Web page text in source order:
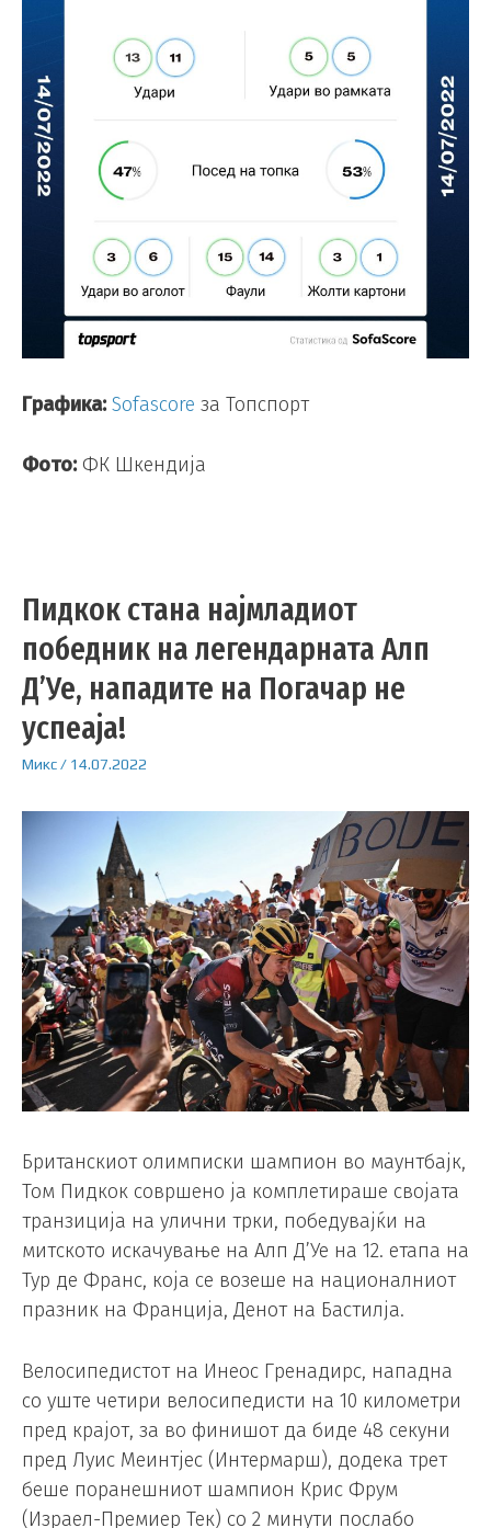
Графика: Sofascore за Топспорт
Фото: ФК Шкендија
Пидкок стана најмладиот
победник на легендарната Алп
Д’Уе, нападите на Погачар не
успеаја!
Микс/ 14.07.2022
Британскиот олимписки шампион во маунтбајк,
Том Пидкок совршено ја комплетираше својата
транзиција на улични трки, победувајќи на
митското искачување на Алп Д’Уе на 12. етапа на
Тур де Франс, која се возеше на националниот
празник на Франција, Денот на Бастилја.
Велосипедистот на Инеос Гренадирс, нападна
со уште четири велосипедисти на 10 километри
пред крајот, за во финишот да биде 48 секуни
пред Луис Меинтјес (Интермарш), додека трет
беше поранешниот шампион Крис Фрум
(Израел-Премиер Тек) со 2 минути послабо